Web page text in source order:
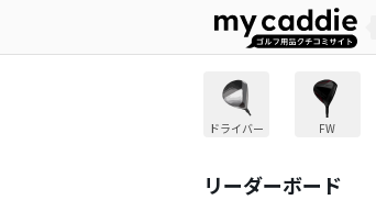
ドライバー FW
リーダーボード